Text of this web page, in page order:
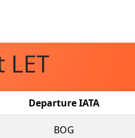
Departure IATA
BOG